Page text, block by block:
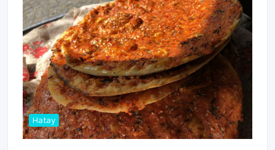
Hatay